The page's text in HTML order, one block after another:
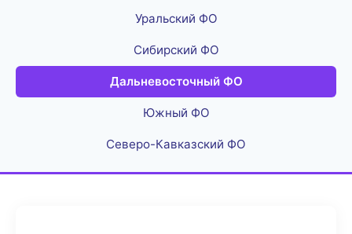
Уральский ФО
Сибирский ФО
Дальневосточный ФО
Южный ФО
Северо-Кавказский ФО